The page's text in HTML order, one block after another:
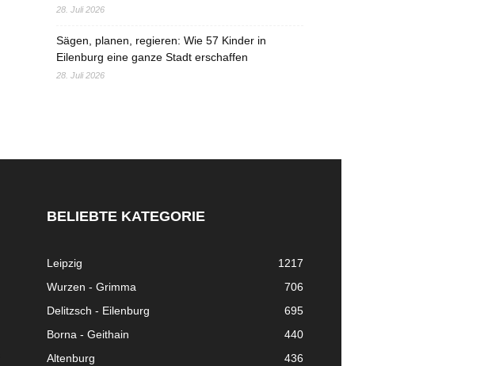
28. Juli 2026
Sägen, planen, regieren: Wie 57 Kinder in
Eilenburg eine ganze Stadt erschaffen
28. Juli 2026
BELIEBTE KATEGORIE
Leipzig
1217
Wurzen - Grimma
706
Delitzsch - Eilenburg
695
Borna - Geithain
440
Altenburg
436